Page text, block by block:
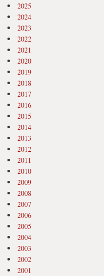
2025
2024
2023
2022
2021
2020
2019
2018
2017
2016
2015
2014
2013
2012
2011
2010
2009
2008
2007
2006
2005
2004
2003
2002
2001